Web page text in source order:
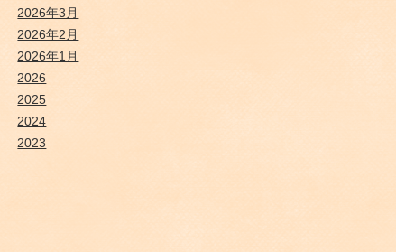
2026年3月
2026年2月
2026年1月
2026
2025
2024
2023